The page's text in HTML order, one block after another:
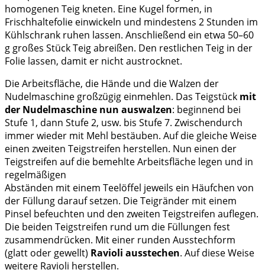
homogenen Teig kneten. Eine Kugel formen, in
Frischhaltefolie einwickeln und mindestens 2 Stunden im
Kühlschrank ruhen lassen. Anschließend ein etwa 50–60
g großes Stück Teig abreißen. Den restlichen Teig in der
Folie lassen, damit er nicht austrocknet.
Die Arbeitsfläche, die Hände und die Walzen der
Nudelmaschine großzügig einmehlen. Das Teigstück mit
der Nudelmaschine nun auswalzen: beginnend bei
Stufe 1, dann Stufe 2, usw. bis Stufe 7. Zwischendurch
immer wieder mit Mehl bestäuben. Auf die gleiche Weise
einen zweiten Teigstreifen herstellen. Nun einen der
Teigstreifen auf die bemehlte Arbeitsfläche legen und in
regelmäßigen
Abständen mit einem Teelöffel jeweils ein Häufchen von
der Füllung darauf setzen. Die Teigränder mit einem
Pinsel befeuchten und den zweiten Teigstreifen auflegen.
Die beiden Teigstreifen rund um die Füllungen fest
zusammendrücken. Mit einer runden Ausstechform
(glatt oder gewellt) Ravioli ausstechen. Auf diese Weise
weitere Ravioli herstellen.